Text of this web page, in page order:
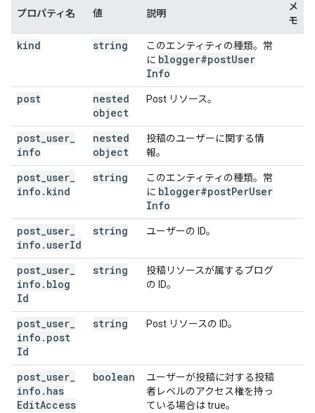
プロパティ名 値 説明
メ
モ
kind string
このエンティティの種類。常
に blogger#postUser
Info
post
nested
object
Post リソース。
post user
info
nested
object
投稿のユーザーに関する情
報。
post user
info . kind
string
このエンティティの種類。常
に blogger#postPerUser
Info
post user
info . userId
string ユーザーの ID。
post user
info . blog
Id
string
投稿リソースが属するブログ
の ID。
post user
info . post
Id
string Post リソースの ID。
post user
info . has
EditAccess
boolean
ユーザーが投稿に対する投稿
者レベルのアクセス権を持っ
ている場合は true。